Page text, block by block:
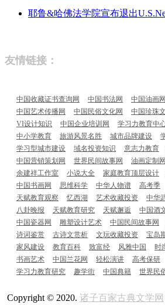
耶鲁&哈佛法学院宣布退出
友情链接：
中国收藏证书查询网 中国书法网 中国油画网
中国艺术传播网
中国民俗文化网 中国珍珠
VI设计知识
中国企业培训网 学习力教育中
中小学教育
旅游风景名胜 城市品牌建设
学习型城市建设
域名投资知识 意志力教育
中国营销策划网
世界民间故事网 油画定制网
余建祥工作室
小说大全 家庭教育顶层设计
中国书画网
思维科学 中华人物谱 高考季
天赋教育观察
忆西湖 艺术收藏投资 中华
八卦晚报
天赋教育研究 天赋邂逅 中国酒
中国瓷器网
雕塑设计艺术 中国民间故事网
诗词鉴赏
古诗文赏析 文玩收藏投资 宝岛
家风建设
教育百科 致富经 风雅中国 时
书画艺术
中国兰花网 轻松演讲 高考保研
学习力教育研究
趣学街 中国典籍 世界民
Copyright © 2020. 诸子百家古典文学网